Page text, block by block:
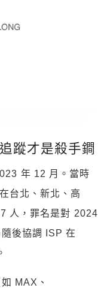
蹤才是殺手鐧
年 12 月。當時
台北、新北、高
人，罪名是對 2024
後協調 ISP 在
MAX、